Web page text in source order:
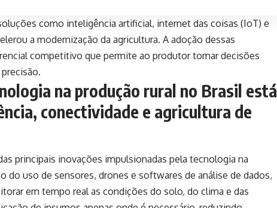
como inteligência artificial, internet das coisas (IoT) e
a modernização da agricultura. A adoção dessas
competitivo que permite ao produtor tomar decisões
na produção rural no Brasil está
conectividade e agricultura de
principais inovações impulsionadas pela tecnologia na
do uso de sensores, drones e softwares de análise de dados,
em tempo real as condições do solo, do clima e das